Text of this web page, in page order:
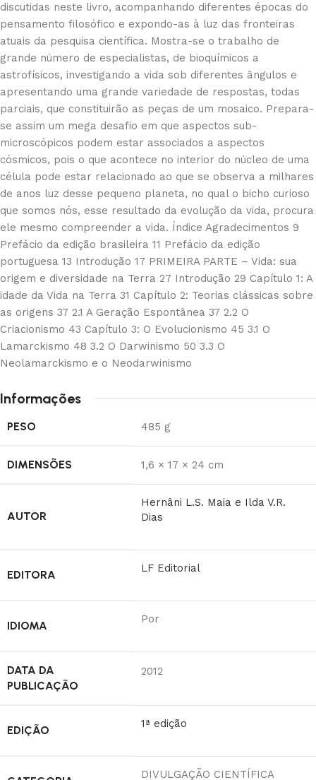
discutidas neste livro, acompanhando diferentes épocas do
pensamento filosófico e expondo-as à luz das fronteiras
atuais da pesquisa científica. Mostra-se o trabalho de
grande número de especialistas, de bioquímicos a
astrofísicos, investigando a vida sob diferentes ângulos e
apresentando uma grande variedade de respostas, todas
parciais, que constituirão as peças de um mosaico. Prepara-
se assim um mega desafio em que aspectos sub-
microscópicos podem estar associados a aspectos
cósmicos, pois o que acontece no interior do núcleo de uma
célula pode estar relacionado ao que se observa a milhares
de anos luz desse pequeno planeta, no qual o bicho curioso
que somos nós, esse resultado da evolução da vida, procura
ele mesmo compreender a vida. Índice Agradecimentos 9
Prefácio da edição brasileira 11 Prefácio da edição
portuguesa 13 Introdução 17 PRIMEIRA PARTE – Vida: sua
origem e diversidade na Terra 27 Introdução 29 Capítulo 1: A
idade da Vida na Terra 31 Capítulo 2: Teorias clássicas sobre
as origens 37 2.1 A Geração Espontânea 37 2.2 O
Criacionismo 43 Capítulo 3: O Evolucionismo 45 3.1 O
Lamarckismo 48 3.2 O Darwinismo 50 3.3 O
Neolamarckismo e o Neodarwinismo
Informações
PESO 485 g
DIMENSÕES 1,6 × 17 × 24 cm
AUTOR
Hernâni L.S. Maia e Ilda V.R.
Dias
EDITORA LF Editorial
IDIOMA Por
DATA DA
PUBLICAÇÃO
2012
EDIÇÃO 1ª edição
DIVULGAÇÃO CIENTÍFICA